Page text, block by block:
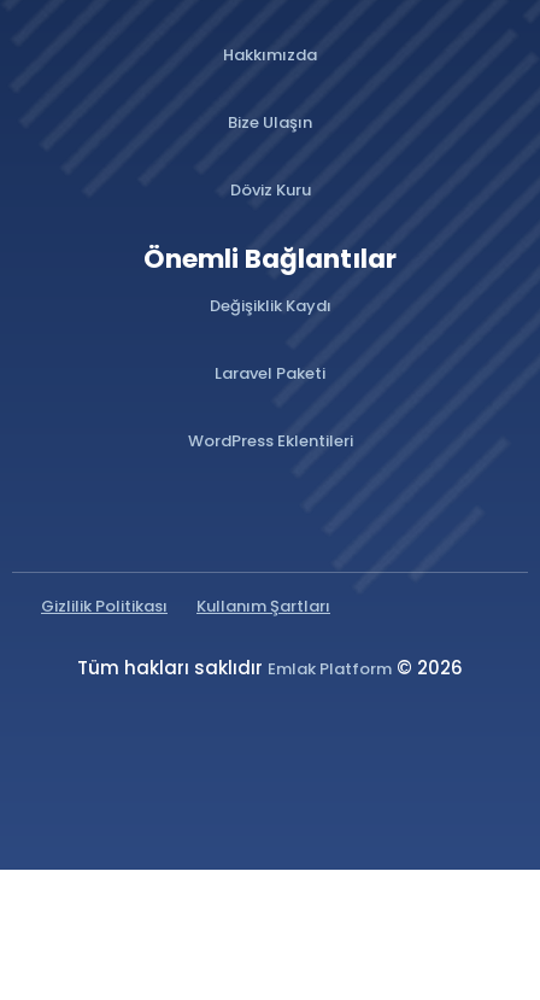
Hakkımızda
Bize Ulaşın
Döviz Kuru
Önemli Bağlantılar
Değişiklik Kaydı
Laravel Paketi
WordPress Eklentileri
Gizlilik Politikası Kullanım Şartları
Tüm hakları saklıdır Emlak Platform © 2026